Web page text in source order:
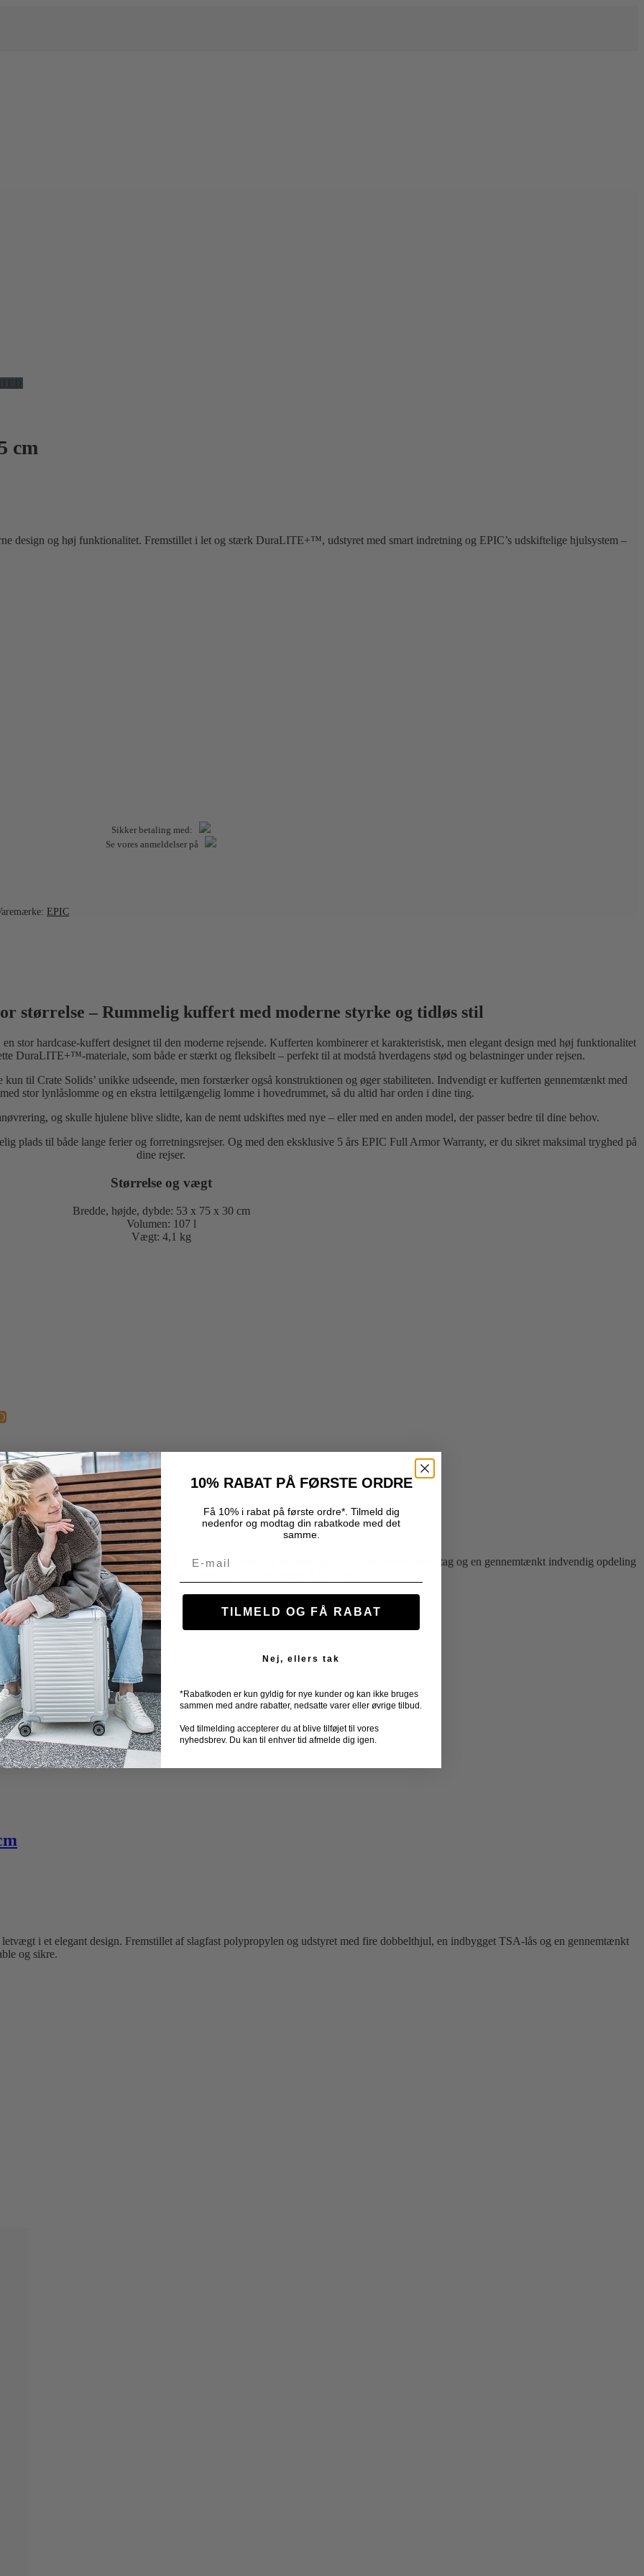
cm
design og høj funktionalitet. Fremstillet i let og stærk DuraLITE+™, udstyret med smart indretning og EPIC’s udskiftelige hjulsystem –
Sikker betaling med:
Se vores anmeldelser på
EPIC
størrelse – Rummelig kuffert med moderne styrke og tidløs stil
stor hardcase-kuffert designet til den moderne rejsende. Kufferten kombinerer et karakteristisk, men elegant design med høj funktionalitet
DuraLITE+™-materiale, som både er stærkt og fleksibelt – perfekt til at modstå hverdagens stød og belastninger under rejsen.
til Crate Solids’ unikke udseende, men forstærker også konstruktionen og øger stabiliteten. Indvendigt er kufferten gennemtænkt med
stor lynlåslomme og en ekstra lettilgængelig lomme i hovedrummet, så du altid har orden i dine ting.
og skulle hjulene blive slidte, kan de nemt udskiftes med nye – eller med en anden model, der passer bedre til dine behov.
plads til både lange ferier og forretningsrejser. Og med den eksklusive 5 års EPIC Full Armor Warranty, er du sikret maksimal tryghed på
dine rejser.
Størrelse og vægt
Bredde, højde, dybde: 53 x 75 x 30 cm
Volumen: 107 l
Vægt: 4,1 kg
til at modstå belastninger under rejser. Med 360° roterende dobbelt-hjul, et stabilt teleskophåndtag og en gennemtænkt indvendig opdeling
er udskiftelige, hvilket forlænger levetiden. Der medfølger 3 års garanti.
i et elegant design. Fremstillet af slagfast polypropylen og udstyret med fire dobbelthjul, en indbygget TSA-lås og en gennemtænkt
og sikre.
10% RABAT PÅ FØRSTE ORDRE
Få 10% i rabat på første ordre*. Tilmeld dig
nedenfor og modtag din rabatkode med det
samme.
Email
TILMELD OG FÅ RABAT
Nej, ellers tak
*Rabatkoden er kun gyldig for nye kunder og kan ikke bruges
sammen med andre rabatter, nedsatte varer eller øvrige tilbud.
Ved tilmelding accepterer du at blive tilføjet til vores
nyhedsbrev. Du kan til enhver tid afmelde dig igen.